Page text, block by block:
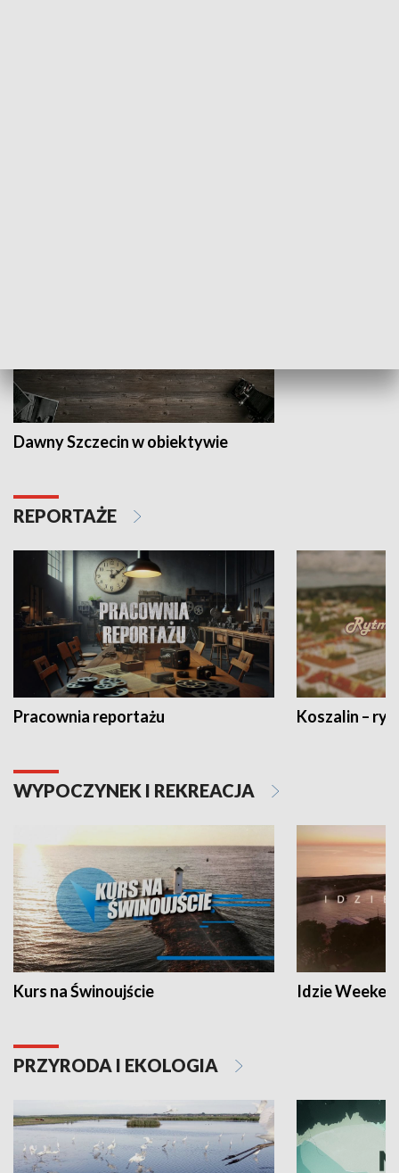
Dawny Szczecin w obiektywie
REPORTAŻE
Pracownia reportażu Koszalin –
WYPOCZYNEK I REKREACJA
Kurs na Świnoujście Idzie
PRZYRODA I EKOLOGIA